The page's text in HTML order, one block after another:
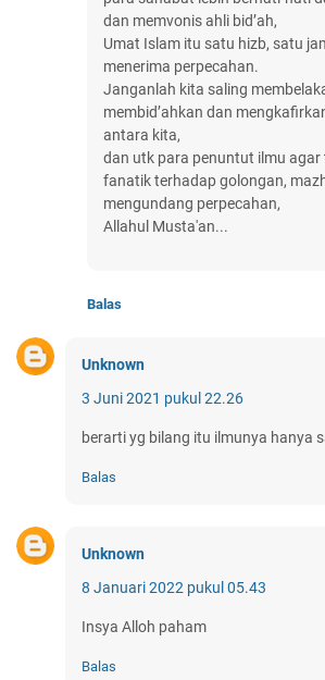
dan memvonis ahli bid’ah,
Umat Islam itu satu hizb, satu
menerima perpecahan.
Janganlah kita saling
membid’ahkan dan
antara kita,
dan utk para penuntut ilmu
fanatik terhadap golongan,
mengundang perpecahan,
Allahul Musta'an...
Balas
Unknown
3 Juni 2021 pukul 22.26
berarti yg bilang itu ilmunya hanya
Balas
Unknown
8 Januari 2022 pukul 05.43
Insya Alloh paham
Balas